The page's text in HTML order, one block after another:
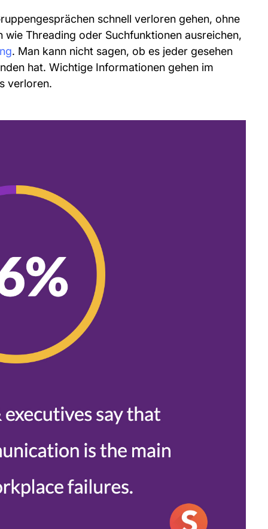
schnell verloren gehen, ohne
Threading oder Suchfunktionen ausreichen,
. Man kann nicht sagen, ob es jeder gesehen
hat. Wichtige Informationen gehen im
verloren.